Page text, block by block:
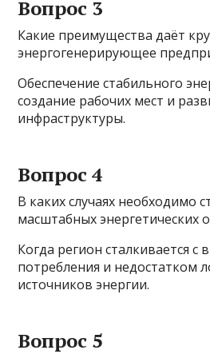
Вопрос 3
Какие преимущества даёт
энергогенерирующее
Обеспечение стабильного
создание рабочих мест и
инфраструктуры.
Вопрос 4
В каких случаях необходимо
масштабных энергетических
Когда регион сталкивается
потребления и недостатком
источников энергии.
Вопрос 5